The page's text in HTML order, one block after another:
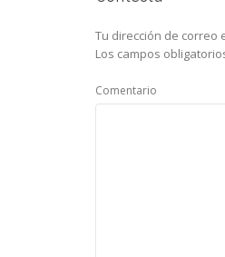
Tu dirección de correo
Los campos
Comentario